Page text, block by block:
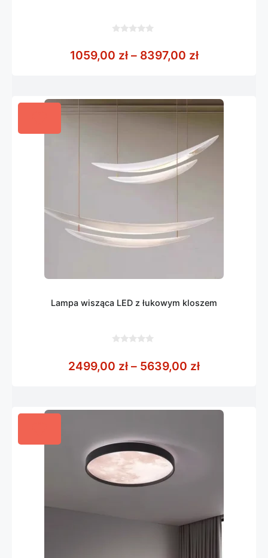
5
1059,00 zł – 8397,00 złZakres cen:
Lampa wisząca LED z łukowym kloszem
5
2499,00 zł – 5639,00 złZakres cen: